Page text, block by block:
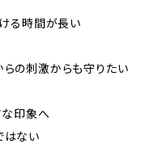
る時間が長い
らの刺激からも守りたい
な印象へ
はない